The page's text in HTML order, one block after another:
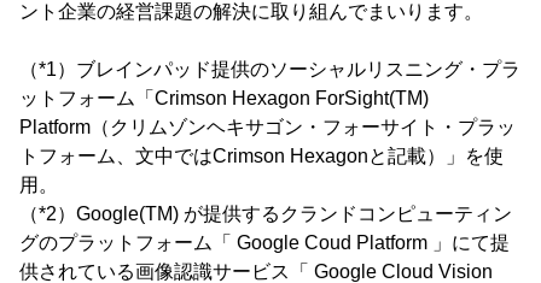
ント企業の経営課題の解決に取り組んでまいります。
（*1）ブレインパッド提供のソーシャルリスニング・プラ
ットフォーム「Crimson Hexagon ForSight(TM)
Platform（クリムゾンヘキサゴン・フォーサイト・プラッ
トフォーム、文中ではCrimson Hexagonと記載）」を使
用。
（*2）Google(TM) が提供するクランドコンピューティン
グのプラットフォーム「 Google Coud Platform 」にて提
供されている画像認識サービス「 Google Cloud Vision